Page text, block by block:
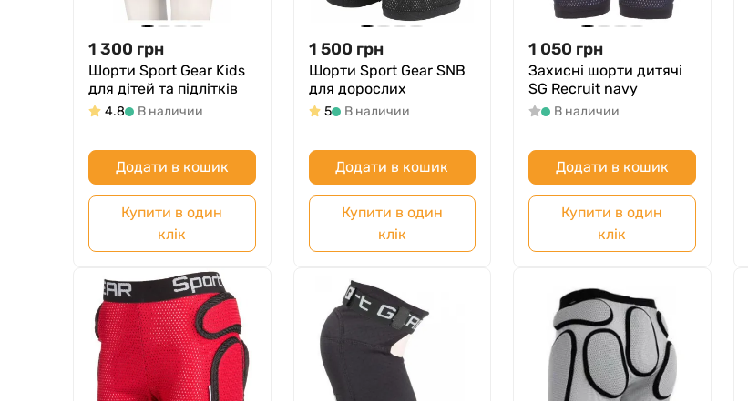
1 300 грн
Шорти Sport Gear Kids
для дітей та підлітків
4.8 В наличии
Додати в кошик
Купити в один
клік
1 500 грн
Шорти Sport Gear SNB
для дорослих
5 В наличии
Додати в кошик
Купити в один
клік
1 050 грн
Захисні шорти дитячі
SG Recruit navy
В наличии
Додати в кошик
Купити в один
клік